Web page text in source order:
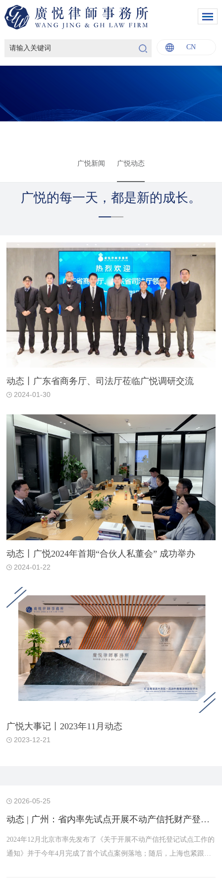
CN
Français
广悦新闻 广悦动态
广悦的每一天，都是新的成长。
动态丨广东省商务厅、司法厅莅临广悦调研交流
2024-01-30
动态丨广悦2024年首期“合伙人私董会” 成功举办
2024-01-22
广悦大事记丨2023年11月动态
2023-12-21
2026-05-25
动态 | 广州：省内率先试点开展不动产信托财产登记并发布相关试点通知
2024年12月北京市率先发布了《关于开展不动产信托登记试点工作的
通知》并于今年4月完成了首个试点案例落地；随后，上海也紧跟出